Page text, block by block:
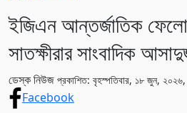
ইজিএন আন্তর্জাতিক
সাতক্ষীরার সাংবাদিক
ডেস্ক নিউজ প্রকাশিত: বৃহস্পতিবার, ১৮ জুন,
Facebook